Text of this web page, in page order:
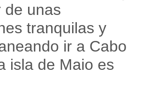
de unas
tranquilas y
ir a Cabo
isla de Maio es